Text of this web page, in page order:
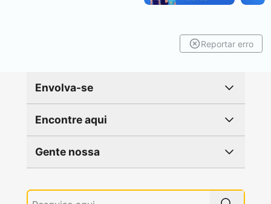
Reportar erro
Envolva-se
Encontre aqui
Gente nossa